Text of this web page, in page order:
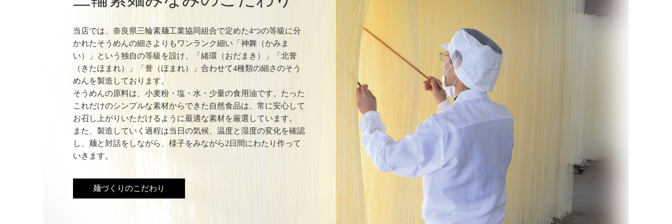
当店では、奈良県三輪素麺工業協同組合で定めた4つの等級に分
かれたそうめんの細さよりもワンランク細い「神舞（かみま
い）」という独自の等級を設け、「緒環（おだまき）」「北誉
（きたほまれ）」「誉（ほまれ）」合わせて4種類の細さのそう
めんを製造しております。
そうめんの原料は、小麦粉・塩・水・少量の食用油です。たった
これだけのシンプルな素材からできた自然食品は、常に安心して
お召し上がりいただけるように最適な素材を厳選しています。
また、製造していく過程は当日の気候、温度と湿度の変化を確認
し、麺と対話をしながら、様子をみながら2日間にわたり作って
いきます。
麺づくりのこだわり